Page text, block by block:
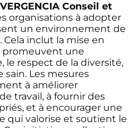
Conseil et
organisations à adopter
un environnement de
inclut la mise en
une
respect de la diversité,
Les mesures
à améliorer
travail, à fournir des
et à encourager une
qui valorise et soutient le